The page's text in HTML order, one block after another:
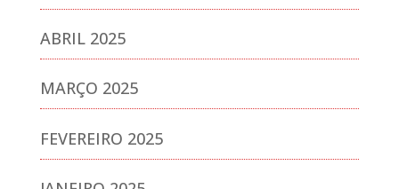
ABRIL 2025
MARÇO 2025
FEVEREIRO 2025